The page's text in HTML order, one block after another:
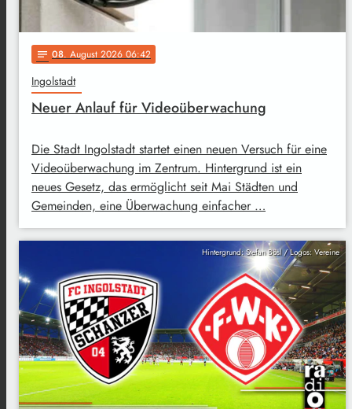
notes 08. August 2026 06:42
Ingolstadt
Neuer Anlauf für Videoüberwachung
Die Stadt Ingolstadt startet einen neuen Versuch für eine
Videoüberwachung im Zentrum. Hintergrund ist ein
neues Gesetz, das ermöglicht seit Mai Städten und
Gemeinden, eine Überwachung einfacher …
Hintergrund: Stefan Bösl / Logos: Vereine